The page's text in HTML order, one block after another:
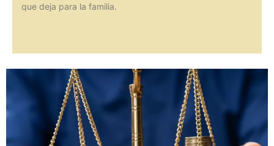
que deja para la familia.